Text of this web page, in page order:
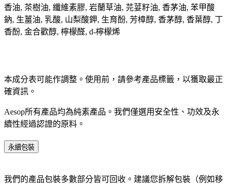
香油, 茶樹油, 纖維素膠, 岩蘭草油, 芫荽籽油, 香茅油, 苯甲酸
鈉, 生薑油, 乳酸, 山梨酸鉀, 生育酚, 芳樟醇, 香茅醇, 香葉醇, 丁
香酚, 金合歡醇, 檸檬醛, d-檸檬烯
本成分表可能作調整。使用前，請參考產品標籤，以獲取最正
確資訊。​
Aesop所有產品均為純素產品。我們僅選用安全性、功效及永
續性經過認證的原料。​
永續包裝
我們的產品包裝多數部分皆可回收。建議您拆解包裝（例如移